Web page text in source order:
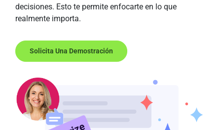
decisiones. Esto te permite enfocarte en lo que
realmente importa.
Solicita Una Demostración